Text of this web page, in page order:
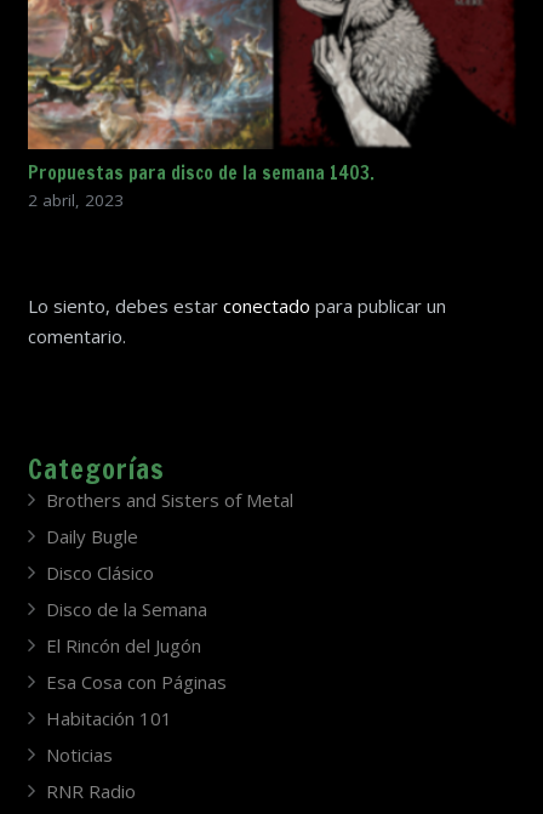
Propuestas para disco de la semana 1403.
2 abril, 2023
Lo siento, debes estar conectado para publicar un
comentario.
Categorías
Brothers and Sisters of Metal
Daily Bugle
Disco Clásico
Disco de la Semana
El Rincón del Jugón
Esa Cosa con Páginas
Habitación 101
Noticias
RNR Radio